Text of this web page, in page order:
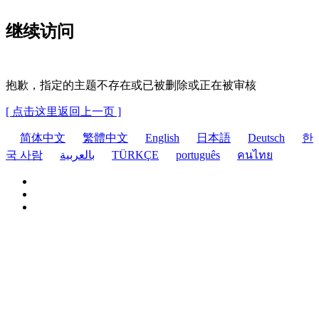
继续访问
抱歉，指定的主题不存在或已被删除或正在被审核
[ 点击这里返回上一页 ]
简体中文 繁體中文 English 日本語 Deutsch
한
국 사람
بالعربية TÜRKÇE português คนไทย